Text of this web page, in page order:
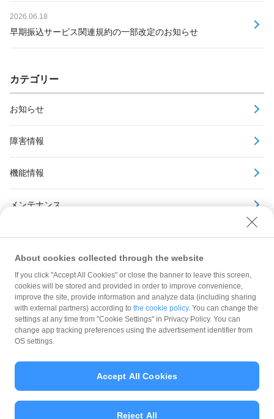
2026.06.18
早期振込サービス関連規約の一部改定のお知らせ
カテゴリー
お知らせ
障害情報
機能情報
メンテナンス
規約
ガイドライン
About cookies collected through the website
If you click "Accept All Cookies" or close the banner to leave this screen,
cookies will be stored and provided in order to improve convenience,
improve the site, provide information and analyze data (including sharing
with external partners) according to the cookie policy. You can change the
settings at any time from "Cookie Settings" in Privacy Policy. You can
change app tracking preferences using the advertisement identifier from
OS settings.
Reject All
Accept All Cookies